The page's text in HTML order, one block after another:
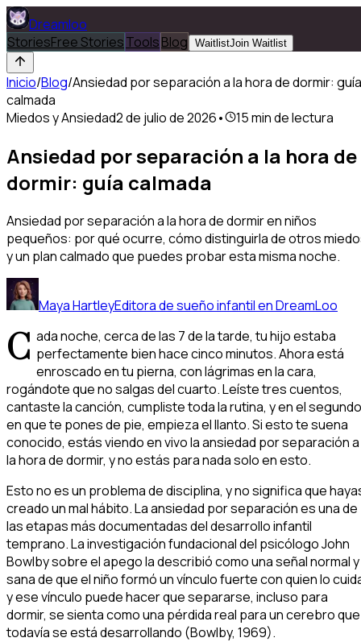
Dreamloo
StoriesFree StoriesToolsBlog WaitlistJoin Waitlist
Inicio/Blog/Ansiedad por separación a la hora de dormir: guía
calmada
Miedos y Ansiedad2 de julio de 2026• 15min de lectura
Ansiedad por separación a la hora de
dormir: guía calmada
Ansiedad por separación a la hora de dormir en niños
pequeños: por qué ocurre, cómo distinguirla de otros
y un plan calmado que puedes probar esta misma noche.
Maya HartleyEditora de sueño infantil en DreamLoo
C ada noche, cerca de las 7 de la tarde, tu hijo estaba
perfectamente bien hace cinco minutos. Ahora está
enroscado en tu pierna, con lágrimas en la cara,
rogándote que no salgas del cuarto. Leíste tres cuentos,
cantaste la canción, cumpliste toda la rutina, y en el segundo
en que te pones de pie, empieza el llanto. Si esto te suena
conocido, estás viendo en vivo la ansiedad por separación a
la hora de dormir, y no estás para nada solo en esto.
Esto no es un problema de disciplina, y no significa que
creado un mal hábito. La ansiedad por separación es una de
las etapas más documentadas del desarrollo infantil
temprano. La investigación fundacional del psicólogo John
Bowlby sobre el apego la describió como una señal normal y
sana de que el niño formó un vínculo fuerte con quien lo
y ese vínculo puede hacer que separarse, incluso para
dormir, se sienta como una pérdida real para un cerebro que
todavía se está desarrollando (Bowlby, 1969).